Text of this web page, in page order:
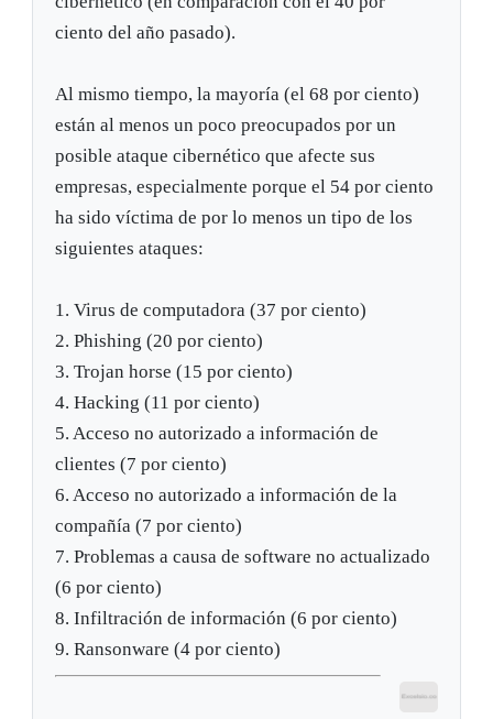
ciento del año pasado).
Al mismo tiempo, la mayoría (el 68 por ciento)
están al menos un poco preocupados por un
posible ataque cibernético que afecte sus
empresas, especialmente porque el 54 por ciento
ha sido víctima de por lo menos un tipo de los
siguientes ataques:
1. Virus de computadora (37 por ciento)
2. Phishing (20 por ciento)
3. Trojan horse (15 por ciento)
4. Hacking (11 por ciento)
5. Acceso no autorizado a información de
clientes (7 por ciento)
6. Acceso no autorizado a información de la
compañía (7 por ciento)
7. Problemas a causa de software no actualizado
(6 por ciento)
8. Infiltración de información (6 por ciento)
9. Ransonware (4 por ciento)